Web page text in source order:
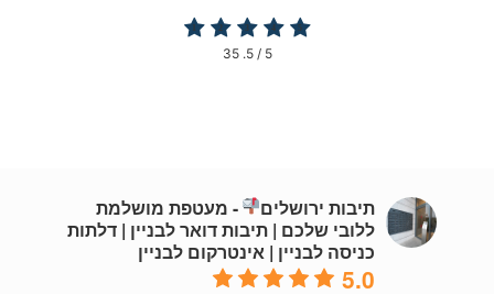
5
/ 5.
35
תיבות ירושלים
- מעטפת מושלמת
ללובי שלכם | תיבות דואר לבניין | דלתות
כניסה לבניין | אינטרקום לבניין
5.0